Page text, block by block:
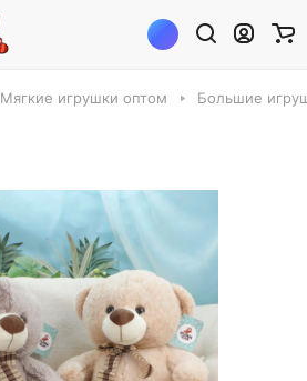
Мягкие игрушки оптом Большие